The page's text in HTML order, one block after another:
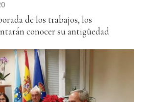
de los trabajos, los
conocer su antigüedad